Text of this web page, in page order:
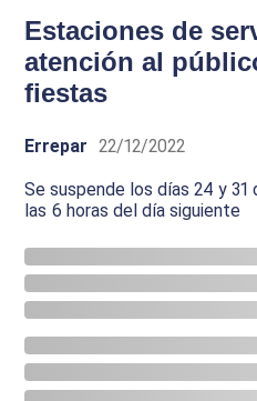
Estaciones de
atención al
fiestas
Errepar 22/12/2022
Se suspende los días 24 y
las 6 horas del día siguiente